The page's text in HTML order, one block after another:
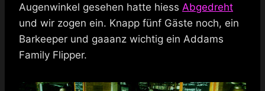
Augenwinkel gesehen hatte hiess Abgedreht
und wir zogen ein. Knapp fünf Gäste noch, ein
Barkeeper und gaaanz wichtig ein Addams
Family Flipper.